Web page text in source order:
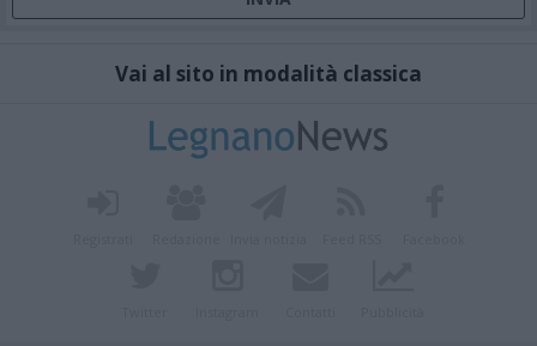
Vai al sito in modalità classica